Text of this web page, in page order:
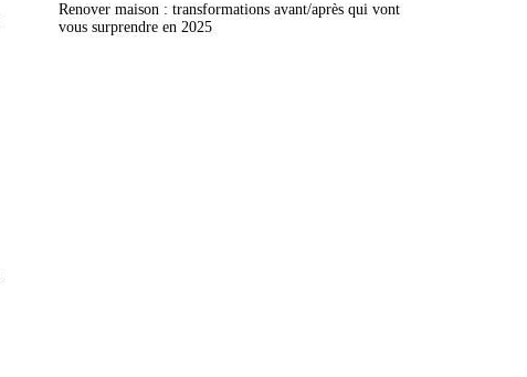
Renover maison : transformations avant/après qui vont
vous surprendre en 2025